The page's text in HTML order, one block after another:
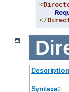
<
</
Syntaxe: